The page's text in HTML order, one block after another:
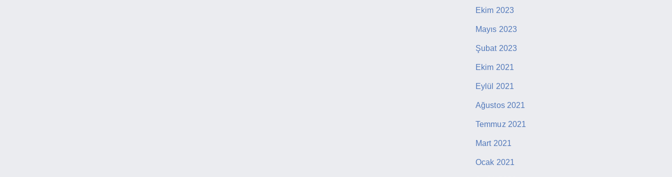
Ekim 2023
Mayıs 2023
Şubat 2023
Ekim 2021
Eylül 2021
Ağustos 2021
Temmuz 2021
Mart 2021
Ocak 2021